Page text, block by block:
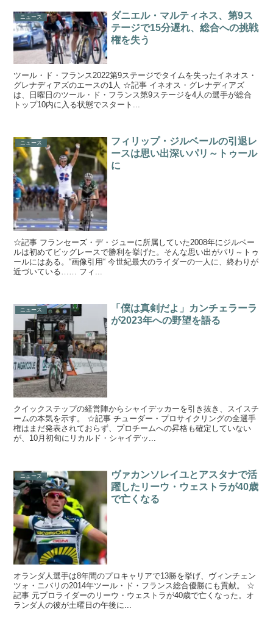
ニュース
ダニエル・マルティネス、第9ス
テージで15分遅れ、総合への挑戦
権を失う
ツール・ド・フランス2022第9ステージでタイムを失ったイネオス・
グレナディアズのエースの1人 ☆記事 イネオス・グレナディアズ
は、日曜日のツール・ド・フランス第9ステージを4人の選手が総合
トップ10内に入る状態でスタート...
ニュース
フィリップ・ジルベールの引退レ
ースは思い出深いパリ～トゥール
に
☆記事 フランセーズ・デ・ジューに所属していた2008年にジルベー
ルは初めてビッグレースで勝利を挙げた。そんな思い出がパリ～トゥ
ールにはある。“画像引用“ 今世紀最大のライダーの一人に、終わりが
近づいている…… フィ...
ニュース
「僕は真剣だよ」カンチェラーラ
が2023年への野望を語る
クイックステップの経営陣からシャイデッカーを引き抜き、スイスチ
ームの本気を示す。 ☆記事 チューダー・プロサイクリングの全選手
権はまだ発表されておらず、プロチームへの昇格も確定していない
が、10月初旬にリカルド・シャイデッ...
ニュース
ヴァカンソレイユとアスタナで活
躍したリーウ・ウェストラが40歳
で亡くなる
オランダ人選手は8年間のプロキャリアで13勝を挙げ、ヴィンチェン
ツォ・ニバリの2014年ツール・ド・フランス総合優勝にも貢献。 ☆
記事 元プロライダーのリーウ・ウェストラが40歳で亡くなった。オ
ランダ人の彼が土曜日の午後に...